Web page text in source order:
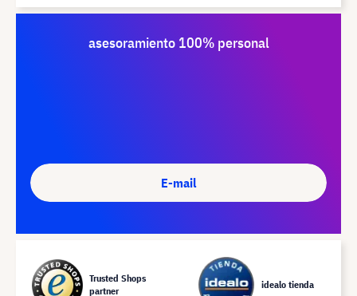
asesoramiento 100% personal
E-mail
Trusted Shops
partner
idealo tienda